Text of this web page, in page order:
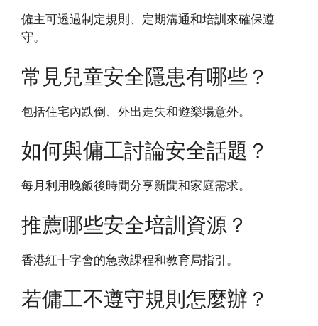
僱主可透過制定規則、定期溝通和培訓來確保遵
守。
常見兒童安全隱患有哪些？
包括住宅內跌倒、外出走失和遊樂場意外。
如何與傭工討論安全話題？
每月利用晚飯後時間分享新聞和家庭需求。
推薦哪些安全培訓資源？
香港紅十字會的急救課程和教育局指引。
若傭工不遵守規則怎麼辦？